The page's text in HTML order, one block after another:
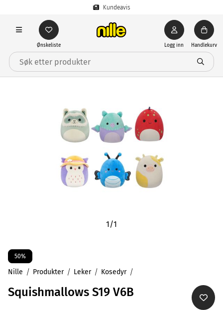
Kundeavis
Ønskeliste Logg inn Handlekurv
1/1
50%
Nille Produkter Leker Kosedyr
Squishmallows S19 V6B